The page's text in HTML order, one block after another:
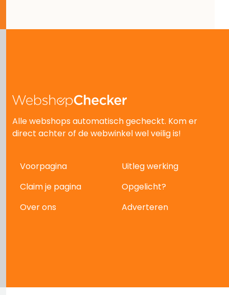
Alle webshops automatisch gecheckt. Kom er
direct achter of de webwinkel wel veilig is!
Voorpagina
Uitleg werking
Claim je pagina
Opgelicht?
Over ons
Adverteren